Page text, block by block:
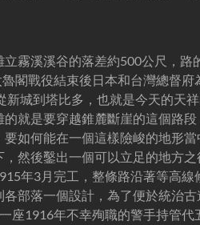
霧溪溪谷的落差約500公尺，路
閣戰役結束後日本和台灣總督府
城到塔比多，也就是今天的天
就是要穿越錐麓斷崖的這個路
如何能在一個這樣險峻的地形
然後鑿出一個可以立足的地方
年3月完工，整條路沿著等高線
部落一個設計，為了便於統治
1916年不幸殉職的警手持管代